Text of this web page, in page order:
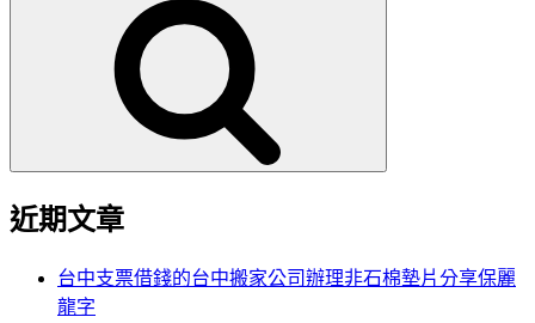
近期文章
台中支票借錢的台中搬家公司辦理非石棉墊片分享保麗
龍字